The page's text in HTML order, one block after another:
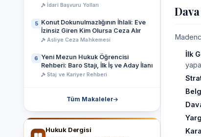
İdari Başvuru Yolları
5 Konut Dokunulmazlığının İhlali: Eve
İzinsiz Giren Kim Olursa Ceza Alır
Asliye Ceza Mahkemesi
6 Yeni Mezun Hukuk Öğrencisi
Rehberi: Baro Stajı, İlk İş ve Aday İlanı
Staj ve Kariyer Rehberi
Tüm Makaleler
Hukuk Dergisi
İlk